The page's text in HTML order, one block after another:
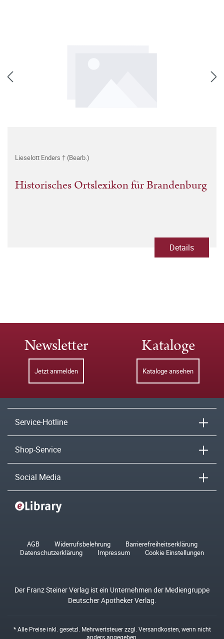
Lieselott Enders † (Bearb.)
Historisches Ortslexikon für Brandenburg
Details
Newsletter
Jetzt anmelden
Kataloge
Kataloge ansehen
Service-Hotline
Shop-Service
Social Media
AGB Widerrufsbelehrung
Barrierefreiheitserklärung
Datenschutzerklärung
Impressum Cookie Einstellungen
Der Franz Steiner Verlag ist ein Unternehmen der Mediengruppe
Deutscher Apotheker Verlag.
* Alle Preise inkl. gesetzl. Mehrwertsteuer zzgl. Versandkosten , wenn nicht
anders angegeben.